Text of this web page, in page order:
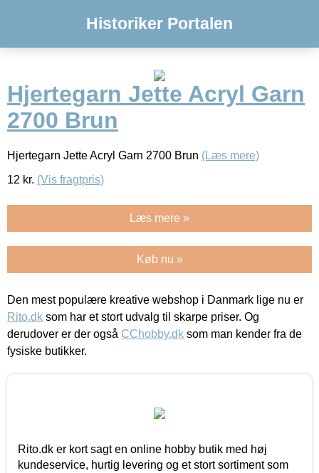
Historiker Portalen
Hjertegarn Jette Acryl Garn
2700 Brun
Hjertegarn Jette Acryl Garn 2700 Brun (Læs mere)
12 kr. (Vis fragtpris)
Læs mere »
Køb nu »
Den mest populære kreative webshop i Danmark lige nu er
Rito.dk som har et stort udvalg til skarpe priser. Og
derudover er der også CChobby.dk som man kender fra de
fysiske butikker.
Rito.dk er kort sagt en online hobby butik med høj
kundeservice, hurtig levering og et stort sortiment som